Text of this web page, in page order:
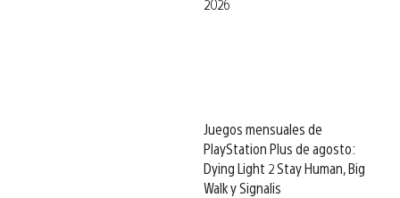
2026
Juegos mensuales de
PlayStation Plus de agosto:
Dying Light 2 Stay Human, Big
Walk y Signalis